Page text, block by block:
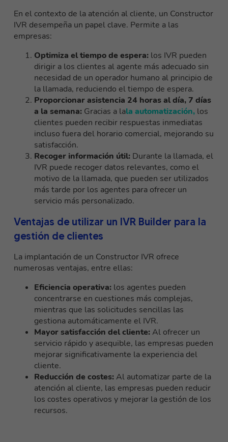
En el contexto de la atención al cliente, un Constructor
IVR desempeña un papel clave. Permite a las
empresas:
Optimiza el tiempo de espera: los IVR pueden
dirigir a los clientes al agente más adecuado sin
necesidad de un operador humano al principio de
la llamada, reduciendo el tiempo de espera.
Proporcionar asistencia 24 horas al día, 7 días
a la semana: Gracias a lala automatización, los
clientes pueden recibir respuestas inmediatas
incluso fuera del horario comercial, mejorando su
satisfacción.
Recoger información útil: Durante la llamada, el
IVR puede recoger datos relevantes, como el
motivo de la llamada, que pueden ser utilizados
más tarde por los agentes para ofrecer un
servicio más personalizado.
Ventajas de utilizar un IVR Builder para la
gestión de clientes
La implantación de un Constructor IVR ofrece
numerosas ventajas, entre ellas:
Eficiencia operativa: los agentes pueden
concentrarse en cuestiones más complejas,
mientras que las solicitudes sencillas las
gestiona automáticamente el IVR.
Mayor satisfacción del cliente:Al ofrecer un
servicio rápido y asequible, las empresas pueden
mejorar significativamente la experiencia del
cliente.
Reducción de costes:Al automatizar parte de la
atención al cliente, las empresas pueden reducir
los costes operativos y mejorar la gestión de los
recursos.